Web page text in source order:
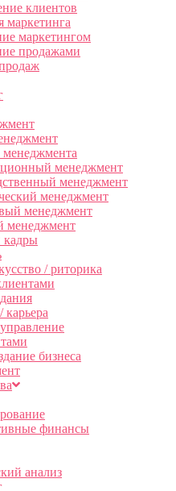
клиентов
маркетинга
маркетингом
продажами
менеджмента
менеджмент
менеджмент
менеджмент
менеджмент
менеджмент
/ риторика
бизнеса
финансы
анализ